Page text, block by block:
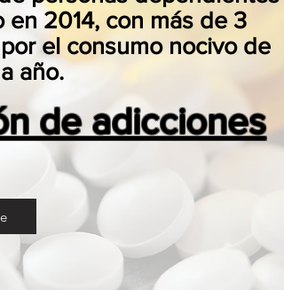
2014, con más de 3
el consumo nocivo de
año.
de adicciones